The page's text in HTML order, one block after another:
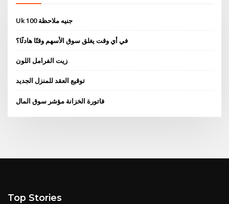
Uk 100 جنيه ملاحظة
في أي وقت يغلق سوق الأسهم وقتًا هادئًا؟
زيت الفرامل اللون
توقيع العقد للمنزل الجديد
فاتورة الخزانة مؤشر سوق المال
Top Stories